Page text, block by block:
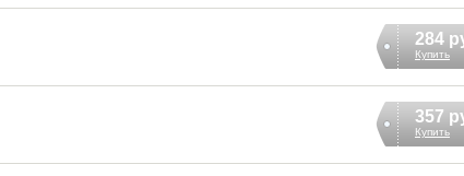
284
Купить
357
Купить